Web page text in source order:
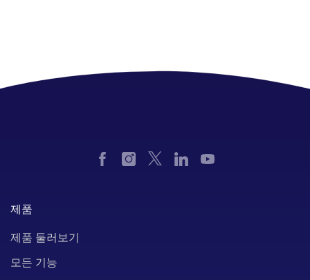
제품
제품 둘러보기
모든 기능